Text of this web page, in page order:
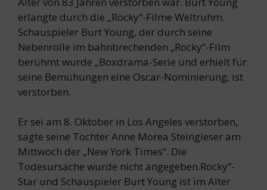
erlangte durch die „Rocky“-Filme Weltruhm.
Schauspieler Burt Young, der durch seine
Nebenrolle im bahnbrechenden „Rocky“-Film
berühmt wurde „Boxdrama-Serie und erhielt für
seine Bemühungen eine Oscar-Nominierung, ist
verstorben.
Er sei am 8. Oktober in Los Angeles verstorben,
sagte seine Tochter Anne Morea Steingieser am
Mittwoch der „New York Times“. Die
Todesursache wurde nicht angegeben.Rocky“-
Star und Schauspieler Burt Young ist im Alter